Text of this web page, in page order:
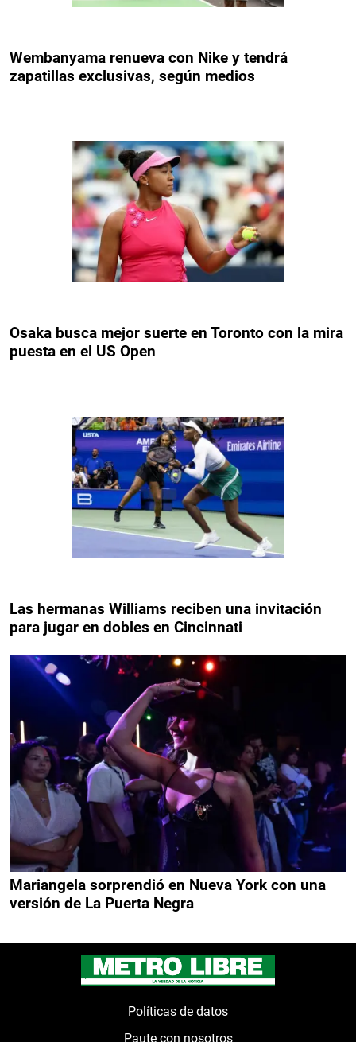
Wembanyama renueva con Nike y tendrá
zapatillas exclusivas, según medios
Osaka busca mejor suerte en Toronto con la mira
puesta en el US Open
Las hermanas Williams reciben una invitación
para jugar en dobles en Cincinnati
Mariangela sorprendió en Nueva York con una
versión de La Puerta Negra
Políticas de datos
Paute con nosotros